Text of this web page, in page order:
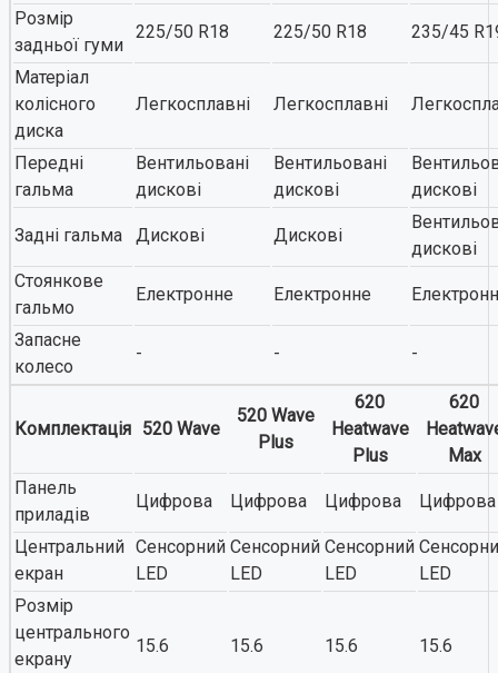
Розмір
задньої гуми
225/50 R18 225/50 R18 235/45
Матеріал
колісного
диска
Легкосплавні Легкосплавні
Передні
гальма
Вентильовані
дискові
Вентильовані
дискові
дискові
Задні гальма Дискові Дискові
дискові
Стоянкове
гальмо
Електронне Електронне
Запасне
колесо
- - -
Комплектація 520 Wave
520 Wave
Plus
620
Heatwave
Plus
620
Max
Панель
приладів
Цифрова Цифрова Цифрова Цифрова
Центральний
екран
Сенсорний
LED
Сенсорний
LED
Сенсорний
LED
LED
Розмір
центрального
екрану
15.6 15.6 15.6 15.6